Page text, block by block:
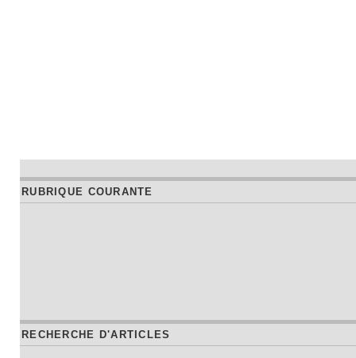
RUBRIQUE COURANTE
RECHERCHE D'ARTICLES